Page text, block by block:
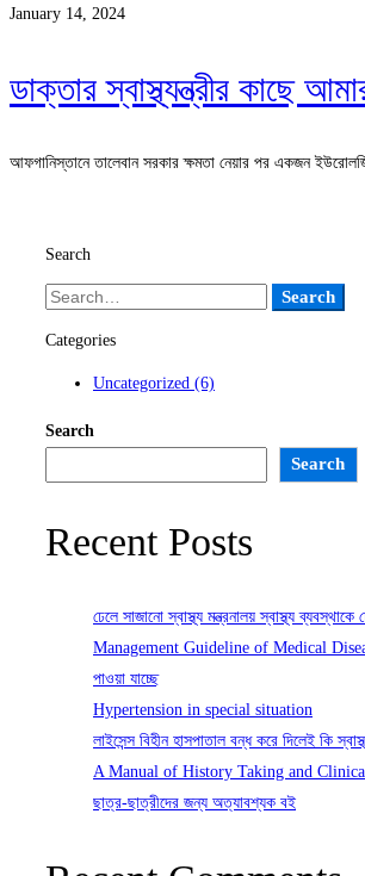
January 14, 2024
ডাক্তার স্বাস্থ্যন্ত্রীর কাছে
আফগানিস্তানে তালেবান সরকার ক্ষমতা নেয়ার পর একজন
Search
Search
Search
Categories
Uncategorized (6)
Search
Search
Recent Posts
ঢেলে সাজানো স্বাস্থ্য মন্ত্রনালয় স্বাস্থ্য
Management Guideline of Medical
পাওয়া যাচ্ছে
Hypertension in special situation
লাইসেন্স বিহীন হাসপাতাল বন্ধ করে দিলেই কি
A Manual of History Taking and Clinical
ছাত্র-ছাত্রীদের জন্য অত্যাবশ্যক বই